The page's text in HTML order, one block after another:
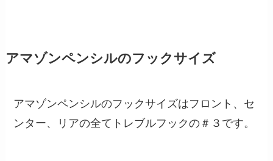
アマゾンペンシルのフックサイズ
アマゾンペンシルのフックサイズはフロント、セ
ンター、リアの全てトレブルフックの＃３です。